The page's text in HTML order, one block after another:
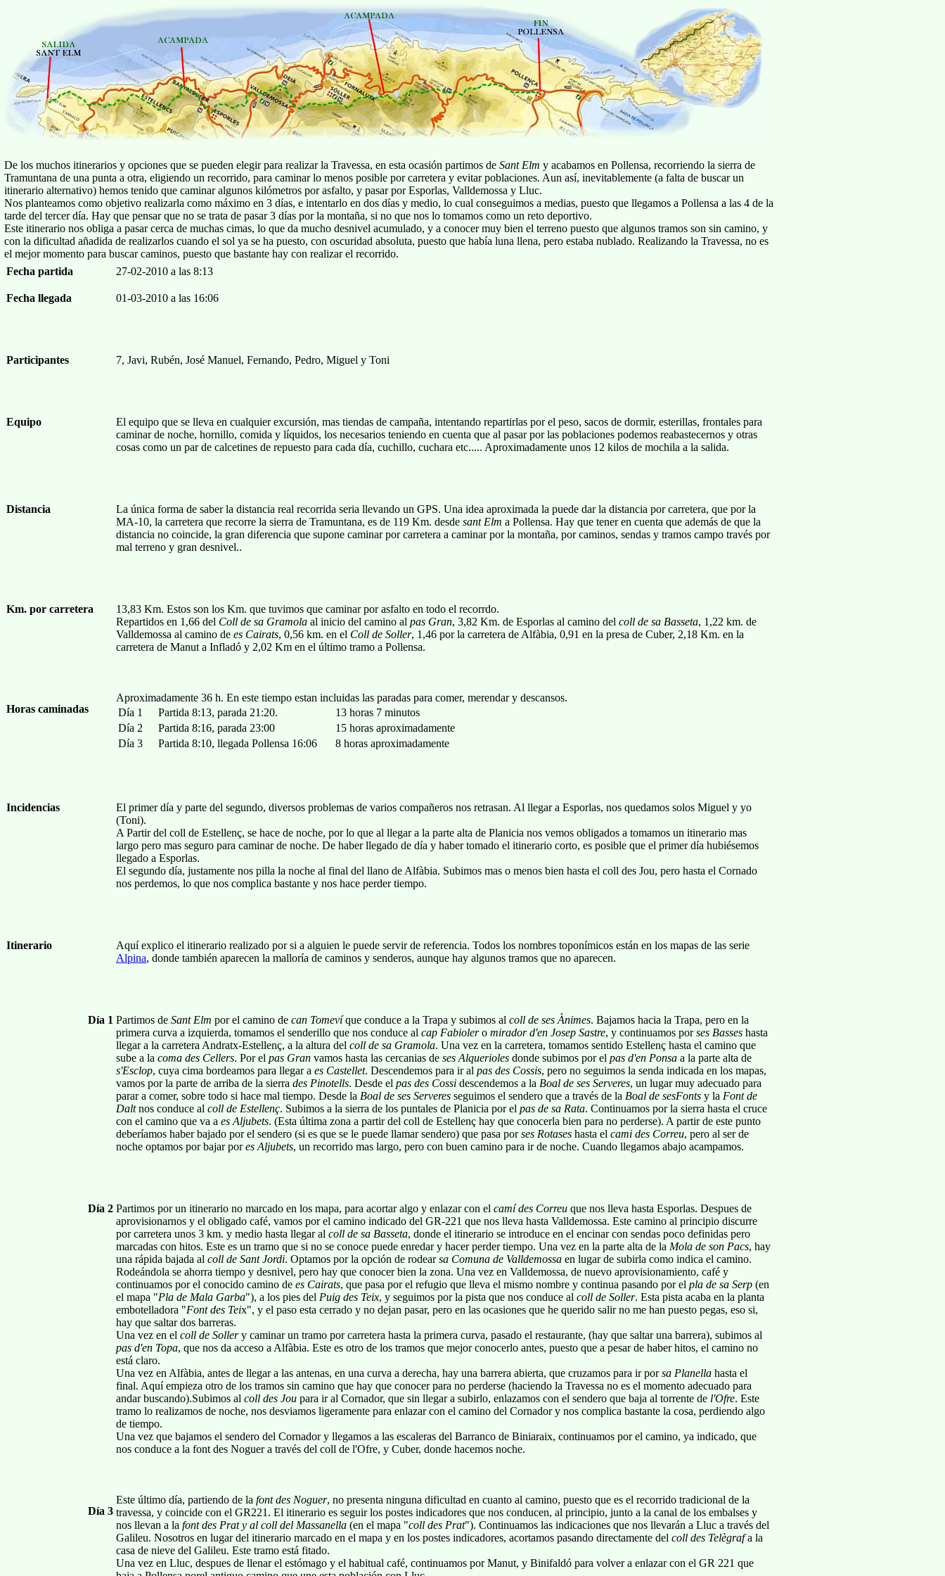
De los muchos itinerarios y opciones que se pueden elegir para realizar la Travessa, en esta ocasión partimos de Sant Elm y acabamos en Pollensa, recorriendo la sierra de
Tramuntana de una punta a otra, eligiendo un recorrido, para caminar lo menos posible por carretera y evitar poblaciones. Aun así, inevitablemente (a falta de buscar un
itinerario alternativo) hemos tenido que caminar algunos kilómetros por asfalto, y pasar por Esporlas, Valldemossa y Lluc.
Nos planteamos como objetivo realizarla como máximo en 3 días, e intentarlo en dos días y medio, lo cual conseguimos a medias, puesto que llegamos a Pollensa a las 4 de la
tarde del tercer día. Hay que pensar que no se trata de pasar 3 días por la montaña, si no que nos lo tomamos como un reto deportivo.
Este itinerario nos obliga a pasar cerca de muchas cimas, lo que da mucho desnivel acumulado, y a conocer muy bien el terreno puesto que algunos tramos son sin camino, y
con la dificultad añadida de realizarlos cuando el sol ya se ha puesto, con oscuridad absoluta, puesto que había luna llena, pero estaba nublado. Realizando la Travessa, no es
el mejor momento para buscar caminos, puesto que bastante hay con realizar el recorrido.
Fecha partida
27-02-2010 a las 8:13
Fecha llegada 01-03-2010 a las 16:06
Participantes 7, Javi, Rubén, José Manuel, Fernando, Pedro, Miguel y Toni
Equipo
El equipo que se lleva en cualquier excursión, mas tiendas de campaña, intentando repartirlas por el peso, sacos de dormir, esterillas, frontales para
caminar de noche, hornillo, comida y líquidos, los necesarios teniendo en cuenta que al pasar por las poblaciones podemos reabastecernos y otras
cosas como un par de calcetines de repuesto para cada día, cuchillo, cuchara etc..... Aproximadamente unos 12 kilos de mochila a la salida.
Distancia
La única forma de saber la distancia real recorrida seria llevando un GPS. Una idea aproximada la puede dar la distancia por carretera, que por la
MA-10, la carretera que recorre la sierra de Tramuntana, es de 119 Km. desde sant Elm a Pollensa. Hay que tener en cuenta que además de que la
distancia no coincide, la gran diferencia que supone caminar por carretera a caminar por la montaña, por caminos, sendas y tramos campo través por
mal terreno y gran desnivel..
Km. por carretera
13,83 Km. Estos son los Km. que tuvimos que caminar por asfalto en todo el recorrdo.
Repartidos en 1,66 del Coll de sa Gramola al inicio del camino al pas Gran, 3,82 Km. de Esporlas al camino del coll de sa Basseta, 1,22 km. de
Valldemossa al camino de es Cairats, 0,56 km. en el Coll de Soller, 1,46 por la carretera de Alfàbia, 0,91 en la presa de Cuber, 2,18 Km. en la
carretera de Manut a Infladó y 2,02 Km en el último tramo a Pollensa.
Horas caminadas
Aproximadamente 36 h. En este tiempo estan incluidas las paradas para comer, merendar y descansos.
Día 1
Partida 8:13, parada 21:20.
13 horas 7 minutos
Día 2
Partida 8:16, parada 23:00
15 horas aproximadamente
Día 3
Partida 8:10, llegada Pollensa 16:06 8 horas aproximadamente
Incidencias
El primer día y parte del segundo, diversos problemas de varios compañeros nos retrasan. Al llegar a Esporlas, nos quedamos solos Miguel y yo
(Toni).
A Partir del coll de Estellenç, se hace de noche, por lo que al llegar a la parte alta de Planicia nos vemos obligados a tomamos un itinerario mas
largo pero mas seguro para caminar de noche. De haber llegado de día y haber tomado el itinerario corto, es posible que el primer día hubiésemos
llegado a Esporlas.
El segundo día, justamente nos pilla la noche al final del llano de Alfàbia. Subimos mas o menos bien hasta el coll des Jou, pero hasta el Cornado
nos perdemos, lo que nos complica bastante y nos hace perder tiempo.
Itinerario
Aquí explico el itinerario realizado por si a alguien le puede servir de referencia. Todos los nombres toponímicos están en los mapas de las serie
Alpina, donde también aparecen la malloría de caminos y senderos, aunque hay algunos tramos que no aparecen.
Día 1 Partimos de Sant Elm por el camino de can Tomevíque conduce a la Trapa y subimos al coll de ses Ànimes. Bajamos hacia la Trapa, pero en la
primera curva a izquierda, tomamos el senderillo que nos conduce al cap Fabiolero mirador d'en Josep Sastre, y continuamos porses Basses hasta
llegar a la carretera Andratx-Estellenç, a la altura del coll de sa Gramola. Una vez en la carretera, tomamos sentido Estellenç hasta el camino que
sube a la coma des Cellers. Por el pas Gran vamos hasta las cercanias de ses Alquerioles donde subimos por el pas d'en Ponsa a la parte alta de
s'Esclop, cuya cima bordeamos para llegar a es Castellet. Descendemos para ir al pas des Cossis, pero no seguimos la senda indicada en los mapas,
vamos por la parte de arriba de la sierra des Pinotells. Desde el pas des Cossi descendemos a la Boal de ses Serveres, un lugar muy adecuado para
parar a comer, sobre todo si hace mal tiempo. Desde la Boal de ses Serveres seguimos el sendero que a través de la Boal de sesFonts y la Font de
Daltnos conduce al coll de Estellenç. Subimos a la sierra de los puntales de Planicia por el pas de sa Rata. Continuamos por la sierra hasta el cruce
con el camino que va a es Aljubets. (Esta última zona a partir del coll de Estellenç hay que conocerla bien para no perderse). A partir de este punto
deberíamos haber bajado por el sendero (si es que se le puede llamar sendero) que pasa porses Rotases hasta el cami des Correu, pero al ser de
noche optamos por bajar pores Aljubets, un recorrido mas largo, pero con buen camino para ir de noche. Cuando llegamos abajo acampamos.
Día 2 Partimos por un itinerario no marcado en los mapa, para acortar algo y enlazar con el camí des Correu que nos lleva hasta Esporlas. Despues de
aprovisionarnos y el obligado café, vamos por el camino indicado del GR-221 que nos lleva hasta Valldemossa. Este camino al principio discurre
por carretera unos 3 km. y medio hasta llegar al coll de sa Basseta, donde el itinerario se introduce en el encinar con sendas poco definidas pero
marcadas con hitos. Este es un tramo que si no se conoce puede enredar y hacer perder tiempo. Una vez en la parte alta de la Mola de son Pacs, hay
una rápida bajada al coll de Sant Jordi. Optamos por la opción de rodearsa Comuna de Valldemossa en lugar de subirla como indica el camino.
Rodeándola se ahorra tiempo y desnivel, pero hay que conocer bien la zona. Una vez en Valldemossa, de nuevo aprovisionamiento, café y
continuamos por el conocido camino de es Cairats, que pasa por el refugio que lleva el mismo nombre y continua pasando por el pla de sa Serp (en
el mapa "Pla de Mala Garba"), a los pies del Puig des Teix, y seguimos por la pista que nos conduce al coll de Soller. Esta pista acaba en la planta
embotelladora "Font des Teix", y el paso esta cerrado y no dejan pasar, pero en las ocasiones que he querido salir no me han puesto pegas, eso si,
hay que saltar dos barreras.
Una vez en el coll de Sollery caminar un tramo por carretera hasta la primera curva, pasado el restaurante, (hay que saltar una barrera), subimos al
pas d'en Topa, que nos da acceso a Alfàbia. Este es otro de los tramos que mejor conocerlo antes, puesto que a pesar de haber hitos, el camino no
está claro.
Una vez en Alfàbia, antes de llegar a las antenas, en una curva a derecha, hay una barrera abierta, que cruzamos para ir porsa Planella hasta el
final. Aquí empieza otro de los tramos sin camino que hay que conocer para no perderse (haciendo la Travessa no es el momento adecuado para
andar buscando).Subimos al coll des Jou para ir al Cornador, que sin llegar a subirlo, enlazamos con el sendero que baja al torrente de l'Ofre. Este
tramo lo realizamos de noche, nos desviamos ligeramente para enlazar con el camino del Cornador y nos complica bastante la cosa, perdiendo algo
de tiempo.
Una vez que bajamos el sendero del Cornador y llegamos a las escaleras del Barranco de Biniaraix, continuamos por el camino, ya indicado, que
nos conduce a la font des Noguer a través del coll de l'Ofre, y Cuber, donde hacemos noche.
Día 3
Este último día, partiendo de la font des Noguer, no presenta ninguna dificultad en cuanto al camino, puesto que es el recorrido tradicional de la
travessa, y coincide con el GR221. El itinerario es seguir los postes indicadores que nos conducen, al principio, junto a la canal de los embalses y
nos llevan a la font des Prat y al coll del Massanella (en el mapa "coll des Prat"). Continuamos las indicaciones que nos llevarán a Lluc a través del
Galileu. Nosotros en lugar del itinerario marcado en el mapa y en los postes indicadores, acortamos pasando directamente del coll des Telègrafa la
casa de nieve del Galileu. Este tramo está fitado.
Una vez en Lluc, despues de llenar el estómago y el habitual café, continuamos por Manut, y Binifaldó para volver a enlazar con el GR 221 que